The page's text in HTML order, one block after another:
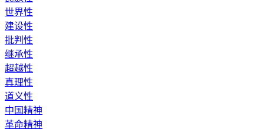
世界性
建设性
批判性
继承性
超越性
真理性
道义性
中国精神
革命精神